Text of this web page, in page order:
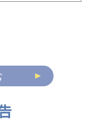
す。また20
への近道は
グサイト